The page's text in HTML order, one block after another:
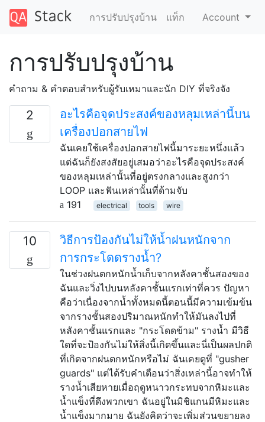
การปรับปรุงบ้าน แท็ก Account
การปรับปรุงบ้าน
คำถาม & คำตอบสำหรับผู้รับเหมาและนัก DIY ที่จริงจัง
2
อะไรคือจุดประสงค์ของหลุมเหล่านี้บน
เครื่องปอกสายไฟ
ฉันเคยใช้เครื่องปอกสายไฟนี้มาระยะหนึ่งแล้ว
แต่ฉันก็ยังสงสัยอยู่เสมอว่าอะไรคือจุดประสงค์
ของหลุมเหล่านั้นที่อยู่ตรงกลางและสูงกว่า
LOOP และฟันเหล่านั้นที่ด้ามจับ
191
electrical tools wire
10
วิธีการป้องกันไม่ให้น้ำฝนหนักจาก
การกระโดดรางน้ำ?
ในช่วงฝนตกหนักน้ำเก็บจากหลังคาชั้นสองของ
ฉันและวิ่งไปบนหลังคาชั้นแรกเท่าที่ควร ปัญหา
คือว่าเนื่องจากน้ำทั้งหมดนี้ตอนนี้มีความเข้มข้น
จากรางชั้นสองปริมาณหนักทำให้มันลงไปที่
หลังคาชั้นแรกและ "กระโดดข้าม" รางน้ำ มีวิธี
ใดที่จะป้องกันไม่ให้สิ่งนี้เกิดขึ้นและนี่เป็นผลปกติ
ที่เกิดจากฝนตกหนักหรือไม่ ฉันเคยดูที่ "gusher
guards" แต่ได้รับคำเตือนว่าสิ่งเหล่านี้อาจทำให้
รางน้ำเสียหายเมื่อฤดูหนาวกระทบจากหิมะและ
น้ำแข็งที่ดึงพวกเขา ฉันอยู่ในมิชิแกนมีหิมะและ
น้ำแข็งมากมาย ฉันยังคิดว่าจะเพิ่มส่วนขยายลง